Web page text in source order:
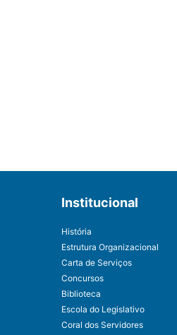
Institucional
História
Estrutura Organizacional
Carta de Serviços
Concursos
Biblioteca
Escola do Legislativo
Coral dos Servidores